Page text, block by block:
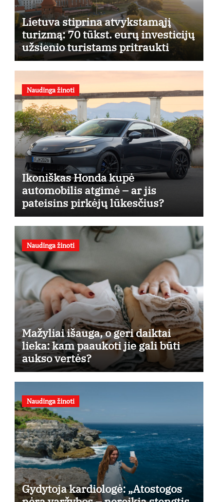
Lietuva stiprina atvykstamąjį
turizmą: 70 tūkst. eurų investicijų
užsienio turistams pritraukti
Naudinga žinoti
Ikoniškas Honda kupė
automobilis atgimė – ar jis
pateisins pirkėjų lūkesčius?
Naudinga žinoti
Mažyliai išauga, o geri daiktai
lieka: kam paaukoti jie gali būti
aukso vertės?
Naudinga žinoti
Gydytoja kardiologė: „Atostogos